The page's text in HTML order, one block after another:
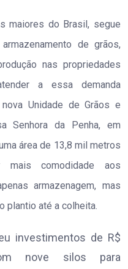
maiores do Brasil, segue
de grãos,
nas propriedades
a essa demanda
Unidade de Grãos e
Senhora da Penha, em
área de 13,8 mil metros
mais comodidade aos
armazenagem, mas
plantio até a colheita.
investimentos de R$
nove silos para